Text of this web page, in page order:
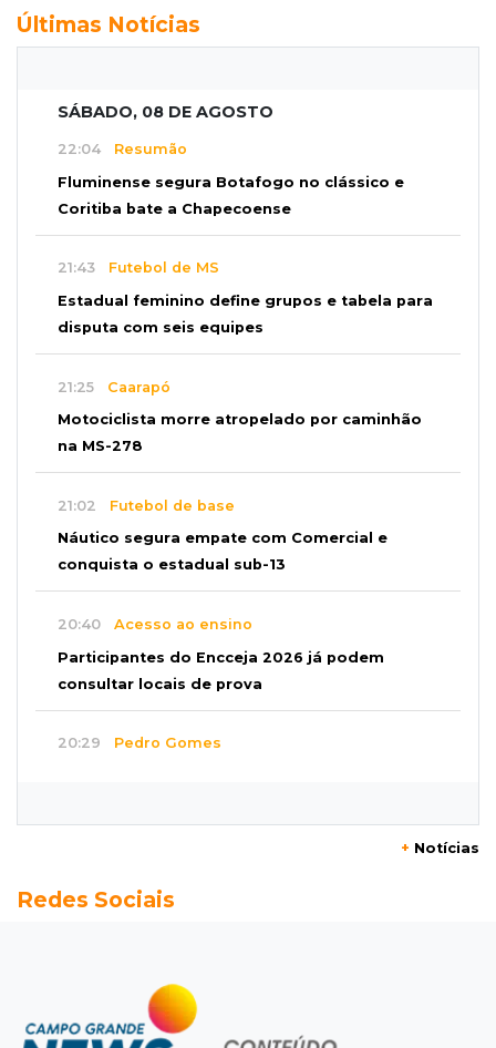
Últimas Notícias
SÁBADO, 08 DE AGOSTO
22:04 Resumão
Fluminense segura Botafogo no clássico e
Coritiba bate a Chapecoense
21:43 Futebol de MS
Estadual feminino define grupos e tabela para
disputa com seis equipes
21:25 Caarapó
Motociclista morre atropelado por caminhão
na MS-278
21:02 Futebol de base
Náutico segura empate com Comercial e
conquista o estadual sub-13
20:40 Acesso ao ensino
Participantes do Encceja 2026 já podem
consultar locais de prova
20:29 Pedro Gomes
Pantanal treina em Goiânia antes de jogo que
Campeonato Brasileiro
Remo busca empate com Atlético-MG e segue
na zona de rebaixamento
+ Notícias
Redes Sociais